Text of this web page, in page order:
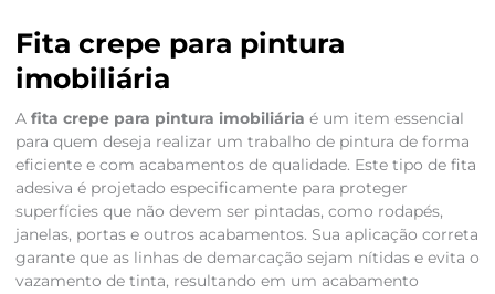
Fita crepe para pintura
imobiliária
A fita crepe para pintura imobiliária é um item essencial
para quem deseja realizar um trabalho de pintura de forma
eficiente e com acabamentos de qualidade. Este tipo de fita
adesiva é projetado especificamente para proteger
superfícies que não devem ser pintadas, como rodapés,
janelas, portas e outros acabamentos. Sua aplicação correta
garante que as linhas de demarcação sejam nítidas e evita o
vazamento de tinta, resultando em um acabamento